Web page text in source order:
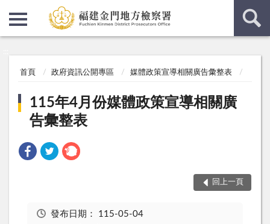
首頁 政府資訊公開專區 媒體政策宣導相關廣告彙整表
115年4月份媒體政策宣導相關廣
告彙整表
回上一頁
發布日期： 115-05-04